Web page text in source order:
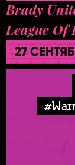
Brady
League Of
27